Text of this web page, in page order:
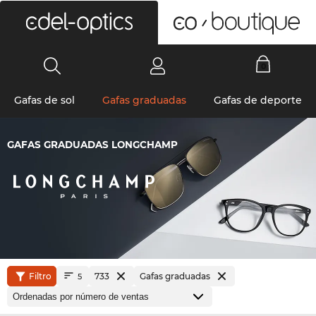
Gafas de sol Gafas graduadas Gafas de deporte
GAFAS GRADUADAS LONGCHAMP
Filtro 5 733 Gafas graduadas